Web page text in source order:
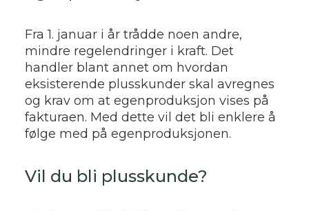
Fra 1. januar i år trådde noen andre,
mindre regelendringer i kraft. Det
handler blant annet om hvordan
eksisterende plusskunder skal avregnes
og krav om at egenproduksjon vises på
fakturaen. Med dette vil det bli enklere å
følge med på egenproduksjonen.
Vil du bli plusskunde?